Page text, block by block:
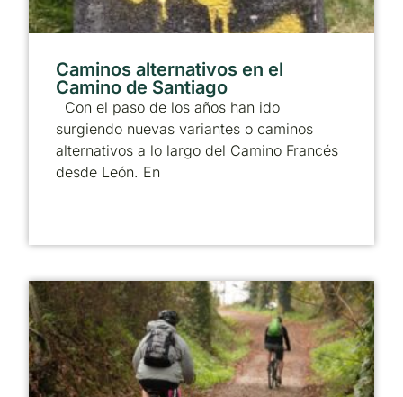
Caminos alternativos en el
Camino de Santiago
Con el paso de los años han ido
surgiendo nuevas variantes o caminos
alternativos a lo largo del Camino Francés
desde León. En